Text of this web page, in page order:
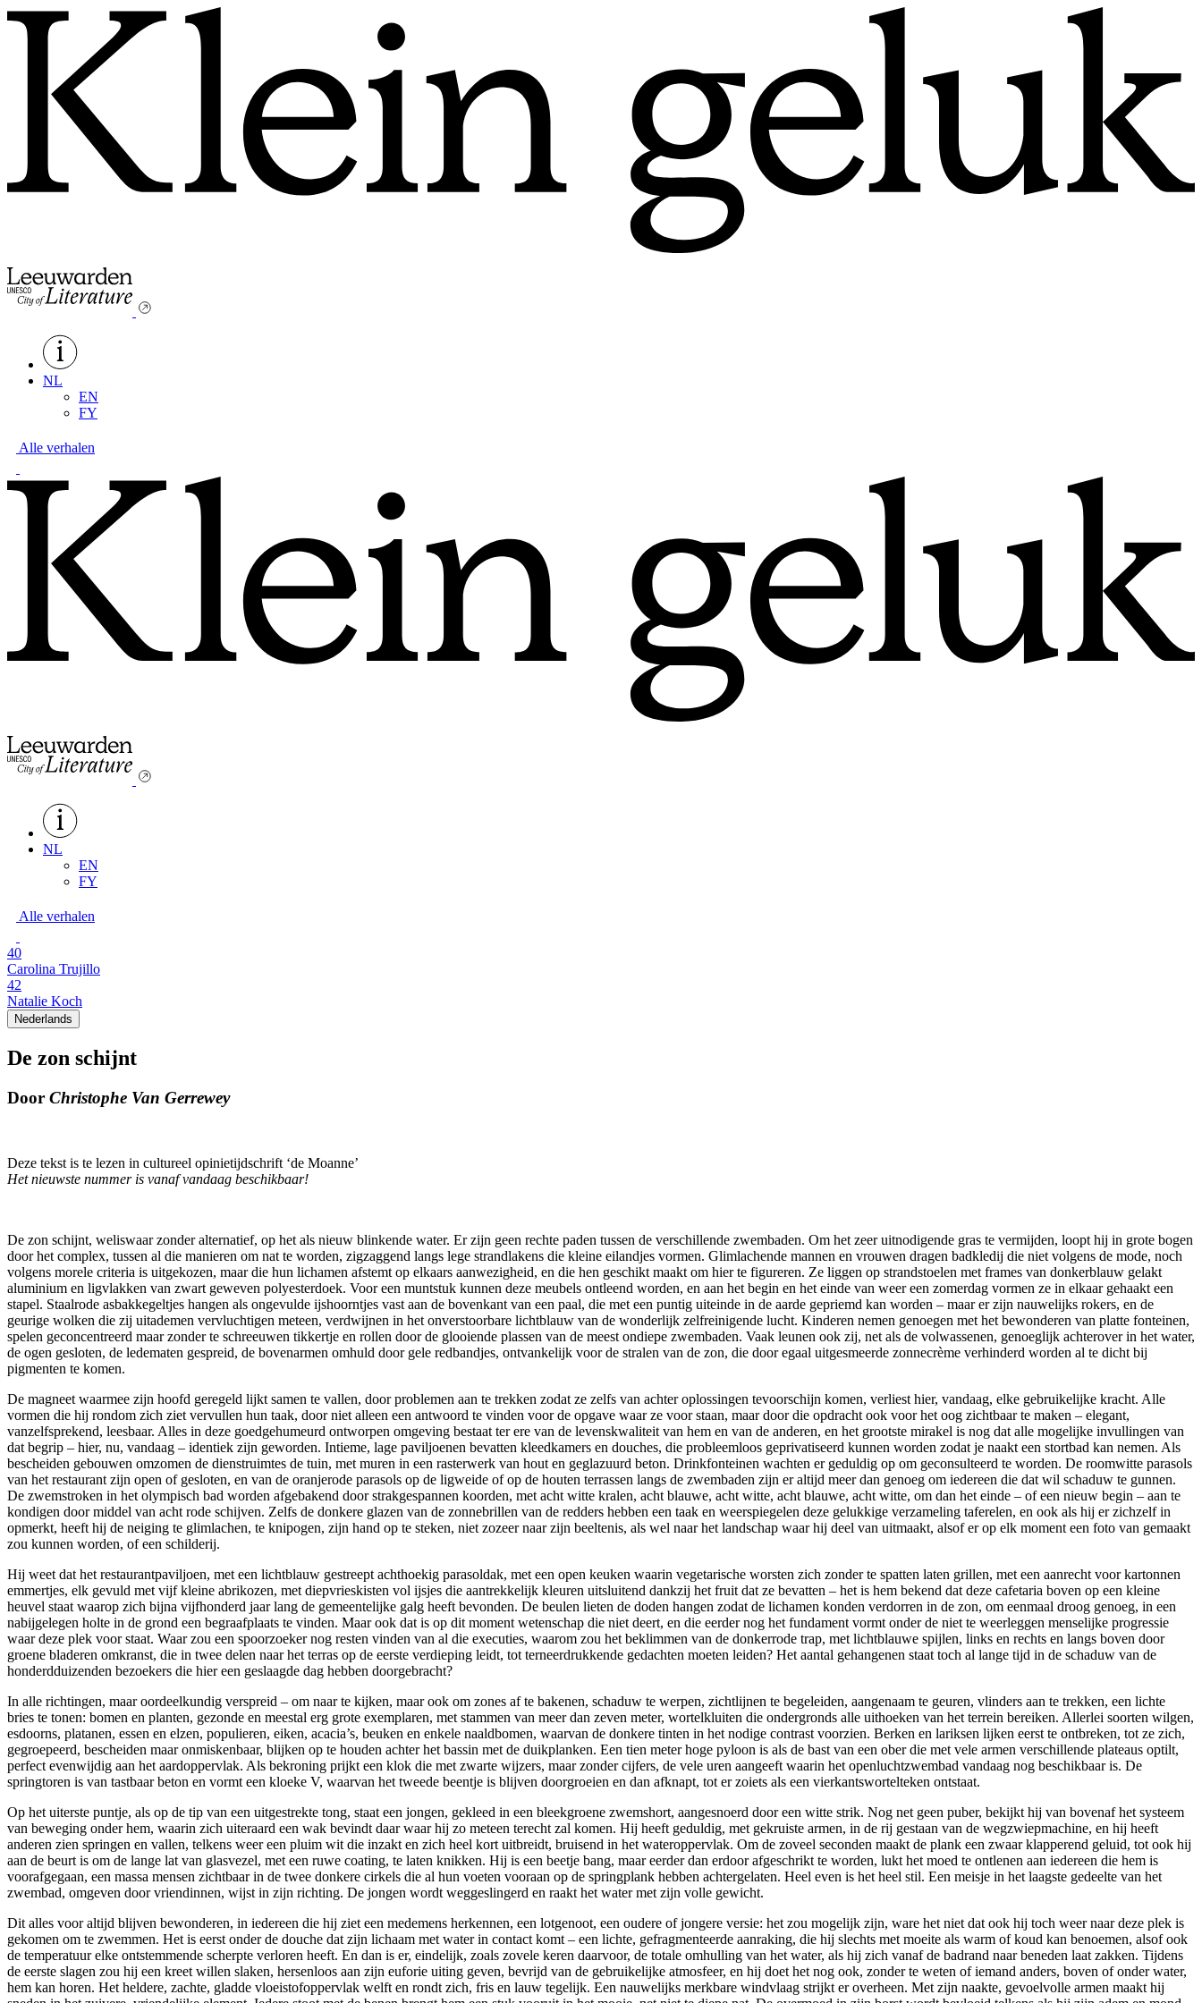
NL
EN
FY
Alle verhalen
NL
EN
FY
Alle verhalen
40
Carolina Trujillo
42
Natalie Koch
Nederlands
De zon schijnt
Door Christophe Van Gerrewey
Deze tekst is te lezen in cultureel opinietijdschrift ‘de Moanne’
Het nieuwste nummer is vanaf vandaag beschikbaar!
De zon schijnt, weliswaar zonder alternatief, op het als nieuw blinkende water. Er zijn geen rechte paden tussen de verschillende zwembaden. Om het zeer uitnodigende gras te vermijden, loopt hij in grote bogen
door het complex, tussen al die manieren om nat te worden, zigzaggend langs lege strandlakens die kleine eilandjes vormen. Glimlachende mannen en vrouwen dragen badkledij die niet volgens de mode, noch
volgens morele criteria is uitgekozen, maar die hun lichamen afstemt op elkaars aanwezigheid, en die hen geschikt maakt om hier te figureren. Ze liggen op strandstoelen met frames van donkerblauw gelakt
aluminium en ligvlakken van zwart geweven polyesterdoek. Voor een muntstuk kunnen deze meubels ontleend worden, en aan het begin en het einde van weer een zomerdag vormen ze in elkaar gehaakt een
stapel. Staalrode asbakkegeltjes hangen als ongevulde ijshoorntjes vast aan de bovenkant van een paal, die met een puntig uiteinde in de aarde gepriemd kan worden – maar er zijn nauwelijks rokers, en de
geurige wolken die zij uitademen vervluchtigen meteen, verdwijnen in het onverstoorbare lichtblauw van de wonderlijk zelfreinigende lucht. Kinderen nemen genoegen met het bewonderen van platte fonteinen,
spelen geconcentreerd maar zonder te schreeuwen tikkertje en rollen door de glooiende plassen van de meest ondiepe zwembaden. Vaak leunen ook zij, net als de volwassenen, genoeglijk achterover in het water,
de ogen gesloten, de ledematen gespreid, de bovenarmen omhuld door gele redbandjes, ontvankelijk voor de stralen van de zon, die door egaal uitgesmeerde zonnecrème verhinderd worden al te dicht bij
pigmenten te komen.
De magneet waarmee zijn hoofd geregeld lijkt samen te vallen, door problemen aan te trekken zodat ze zelfs van achter oplossingen tevoorschijn komen, verliest hier, vandaag, elke gebruikelijke kracht. Alle
vormen die hij rondom zich ziet vervullen hun taak, door niet alleen een antwoord te vinden voor de opgave waar ze voor staan, maar door die opdracht ook voor het oog zichtbaar te maken – elegant,
vanzelfsprekend, leesbaar. Alles in deze goedgehumeurd ontworpen omgeving bestaat ter ere van de levenskwaliteit van hem en van de anderen, en het grootste mirakel is nog dat alle mogelijke invullingen van
dat begrip – hier, nu, vandaag – identiek zijn geworden. Intieme, lage paviljoenen bevatten kleedkamers en douches, die probleemloos geprivatiseerd kunnen worden zodat je naakt een stortbad kan nemen. Als
bescheiden gebouwen omzomen de dienstruimtes de tuin, met muren in een rasterwerk van hout en geglazuurd beton. Drinkfonteinen wachten er geduldig op om geconsulteerd te worden. De roomwitte parasols
van het restaurant zijn open of gesloten, en van de oranjerode parasols op de ligweide of op de houten terrassen langs de zwembaden zijn er altijd meer dan genoeg om iedereen die dat wil schaduw te gunnen.
De zwemstroken in het olympisch bad worden afgebakend door strakgespannen koorden, met acht witte kralen, acht blauwe, acht witte, acht blauwe, acht witte, om dan het einde – of een nieuw begin – aan te
kondigen door middel van acht rode schijven. Zelfs de donkere glazen van de zonnebrillen van de redders hebben een taak en weerspiegelen deze gelukkige verzameling taferelen, en ook als hij er zichzelf in
opmerkt, heeft hij de neiging te glimlachen, te knipogen, zijn hand op te steken, niet zozeer naar zijn beeltenis, als wel naar het landschap waar hij deel van uitmaakt, alsof er op elk moment een foto van gemaakt
zou kunnen worden, of een schilderij.
Hij weet dat het restaurantpaviljoen, met een lichtblauw gestreept achthoekig parasoldak, met een open keuken waarin vegetarische worsten zich zonder te spatten laten grillen, met een aanrecht voor kartonnen
emmertjes, elk gevuld met vijf kleine abrikozen, met diepvrieskisten vol ijsjes die aantrekkelijk kleuren uitsluitend dankzij het fruit dat ze bevatten – het is hem bekend dat deze cafetaria boven op een kleine
heuvel staat waarop zich bijna vijfhonderd jaar lang de gemeentelijke galg heeft bevonden. De beulen lieten de doden hangen zodat de lichamen konden verdorren in de zon, om eenmaal droog genoeg, in een
nabijgelegen holte in de grond een begraafplaats te vinden. Maar ook dat is op dit moment wetenschap die niet deert, en die eerder nog het fundament vormt onder de niet te weerleggen menselijke progressie
waar deze plek voor staat. Waar zou een spoorzoeker nog resten vinden van al die executies, waarom zou het beklimmen van de donkerrode trap, met lichtblauwe spijlen, links en rechts en langs boven door
groene bladeren omkranst, die in twee delen naar het terras op de eerste verdieping leidt, tot terneerdrukkende gedachten moeten leiden? Het aantal gehangenen staat toch al lange tijd in de schaduw van de
honderdduizenden bezoekers die hier een geslaagde dag hebben doorgebracht?
In alle richtingen, maar oordeelkundig verspreid – om naar te kijken, maar ook om zones af te bakenen, schaduw te werpen, zichtlijnen te begeleiden, aangenaam te geuren, vlinders aan te trekken, een lichte
bries te tonen: bomen en planten, gezonde en meestal erg grote exemplaren, met stammen van meer dan zeven meter, wortelkluiten die ondergronds alle uithoeken van het terrein bereiken. Allerlei soorten wilgen,
esdoorns, platanen, essen en elzen, populieren, eiken, acacia’s, beuken en enkele naaldbomen, waarvan de donkere tinten in het nodige contrast voorzien. Berken en lariksen lijken eerst te ontbreken, tot ze zich,
gegroepeerd, bescheiden maar onmiskenbaar, blijken op te houden achter het bassin met de duikplanken. Een tien meter hoge pyloon is als de bast van een ober die met vele armen verschillende plateaus optilt,
perfect evenwijdig aan het aardoppervlak. Als bekroning prijkt een klok die met zwarte wijzers, maar zonder cijfers, de vele uren aangeeft waarin het openluchtzwembad vandaag nog beschikbaar is. De
springtoren is van tastbaar beton en vormt een kloeke V, waarvan het tweede beentje is blijven doorgroeien en dan afknapt, tot er zoiets als een vierkantswortelteken ontstaat.
Op het uiterste puntje, als op de tip van een uitgestrekte tong, staat een jongen, gekleed in een bleekgroene zwemshort, aangesnoerd door een witte strik. Nog net geen puber, bekijkt hij van bovenaf het systeem
van beweging onder hem, waarin zich uiteraard een wak bevindt daar waar hij zo meteen terecht zal komen. Hij heeft geduldig, met gekruiste armen, in de rij gestaan van de wegzwiepmachine, en hij heeft
anderen zien springen en vallen, telkens weer een pluim wit die inzakt en zich heel kort uitbreidt, bruisend in het wateroppervlak. Om de zoveel seconden maakt de plank een zwaar klapperend geluid, tot ook hij
aan de beurt is om de lange lat van glasvezel, met een ruwe coating, te laten knikken. Hij is een beetje bang, maar eerder dan erdoor afgeschrikt te worden, lukt het moed te ontlenen aan iedereen die hem is
voorafgegaan, een massa mensen zichtbaar in de twee donkere cirkels die al hun voeten vooraan op de springplank hebben achtergelaten. Heel even is het heel stil. Een meisje in het laagste gedeelte van het
zwembad, omgeven door vriendinnen, wijst in zijn richting. De jongen wordt weggeslingerd en raakt het water met zijn volle gewicht.
Dit alles voor altijd blijven bewonderen, in iedereen die hij ziet een medemens herkennen, een lotgenoot, een oudere of jongere versie: het zou mogelijk zijn, ware het niet dat ook hij toch weer naar deze plek is
gekomen om te zwemmen. Het is eerst onder de douche dat zijn lichaam met water in contact komt – een lichte, gefragmenteerde aanraking, die hij slechts met moeite als warm of koud kan benoemen, alsof ook
de temperatuur elke ontstemmende scherpte verloren heeft. En dan is er, eindelijk, zoals zovele keren daarvoor, de totale omhulling van het water, als hij zich vanaf de badrand naar beneden laat zakken. Tijdens
de eerste slagen zou hij een kreet willen slaken, hersenloos aan zijn euforie uiting geven, bevrijd van de gebruikelijke atmosfeer, en hij doet het nog ook, zonder te weten of iemand anders, boven of onder water,
hem kan horen. Het heldere, zachte, gladde vloeistofoppervlak welft en rondt zich, fris en lauw tegelijk. Een nauwelijks merkbare windvlaag strijkt er overheen. Met zijn naakte, gevoelvolle armen maakt hij